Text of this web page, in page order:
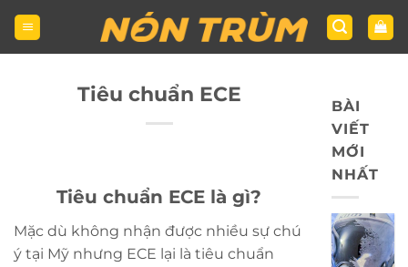
Bỏ
qua
nội
Tiêu chuẩn ECE
Tiêu chuẩn ECE là gì?
Mặc dù không nhận được nhiều sự chú
ý tại Mỹ nhưng ECE lại là tiêu chuẩn
BÀI
VIẾT
MỚI
NHẤT